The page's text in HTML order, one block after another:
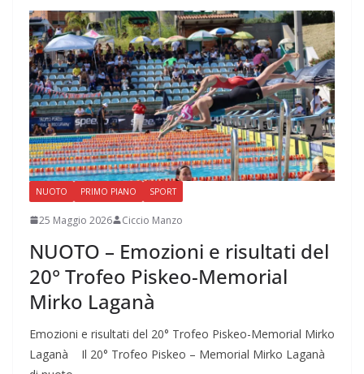
NUOTO PRIMO PIANO SPORT
25 Maggio 2026 Ciccio Manzo
NUOTO – Emozioni e risultati del
20° Trofeo Piskeo-Memorial
Mirko Laganà
Emozioni e risultati del 20° Trofeo Piskeo-Memorial Mirko
Laganà Il 20° Trofeo Piskeo – Memorial Mirko Laganà